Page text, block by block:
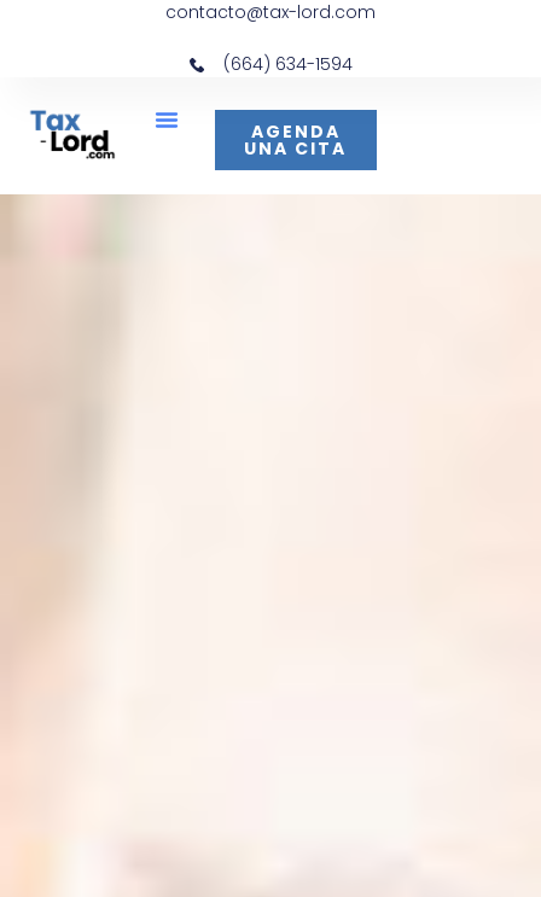
contacto@tax-lord.com
(664) 634-1594
AGENDA
UNA CITA